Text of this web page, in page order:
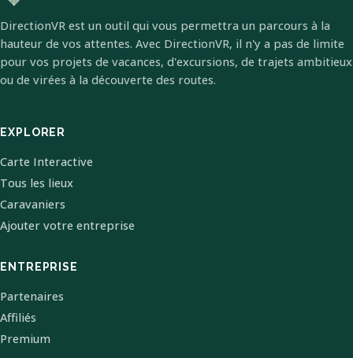
DirectionVR est un outil qui vous permettra un parcours à la
hauteur de vos attentes. Avec DirectionVR, il n'y a pas de limite
pour vos projets de vacances, d'excursions, de trajets ambitieux
ou de virées à la découverte des routes.
EXPLORER
Carte Interactive
Tous les lieux
Caravaniers
Ajouter votre entreprise
ENTREPRISE
Partenaires
Affiliés
Premium